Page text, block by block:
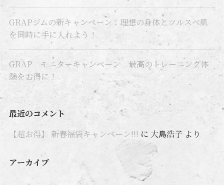
GRAPジムの新キャンペーン：理想の身体とツルスベ肌
を同時に手に入れよう！
GRAP モニターキャンペーン 最高のトレーニング体
験をお得に！
最近のコメント
【超お得】 新春福袋キャンペーン!!! に 大島浩子より
アーカイブ